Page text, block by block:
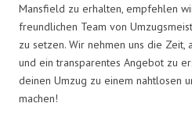
Mansfield zu erhalten, empfehlen
freundlichen Team von
zu setzen. Wir nehmen uns die
und ein transparentes Angebot zu
deinen Umzug zu einem nahtlosen
machen!